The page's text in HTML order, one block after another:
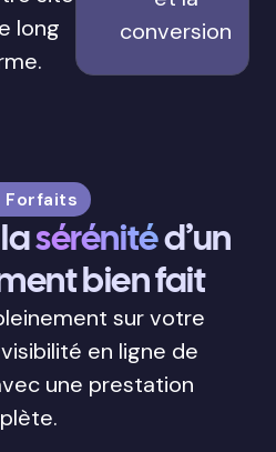
long
conversion
Forfaits
lasérénitéd’un
bien fait
sur votre
en ligne de
une prestation